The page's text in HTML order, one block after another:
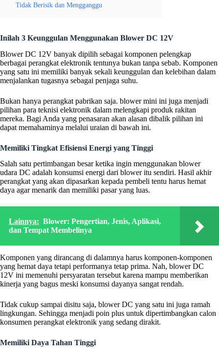
Tidak Berisik dan Mengganggu
Inilah 3 Keunggulan Menggunakan Blower DC 12V
Blower DC 12V banyak dipilih sebagai komponen pelengkap
berbagai perangkat elektronik tentunya bukan tanpa sebab. Komponen
yang satu ini memiliki banyak sekali keunggulan dan kelebihan dalam
menjalankan tugasnya sebagai penjaga suhu.
Bukan hanya perangkat pabrikan saja. blower mini ini juga menjadi
pilihan para teknisi elektronik dalam melengkapi produk rakitan
mereka. Bagi Anda yang penasaran akan alasan dibalik pilihan ini
dapat memahaminya melalui uraian di bawah ini.
Memiliki Tingkat Efisiensi Energi yang Tinggi
Salah satu pertimbangan besar ketika ingin menggunakan blower
udara DC adalah konsumsi energi dari blower itu sendiri. Hasil akhir
perangkat yang akan dipasarkan kepada pembeli tentu harus hemat
daya agar menarik dan memiliki pasar yang luas.
Lainnya: Blower: Pengertian, Jenis, Aplikasi,
dan Tempat Membelinya
Komponen yang dirancang di dalamnya harus komponen-komponen
yang hemat daya tetapi performanya tetap prima. Nah, blower DC
12V ini memenuhi persyaratan tersebut karena mampu memberikan
kinerja yang bagus meski konsumsi dayanya sangat rendah.
Tidak cukup sampai disitu saja, blower DC yang satu ini juga ramah
lingkungan. Sehingga menjadi poin plus untuk dipertimbangkan calon
konsumen perangkat elektronik yang sedang dirakit.
Memiliki Daya Tahan Tinggi